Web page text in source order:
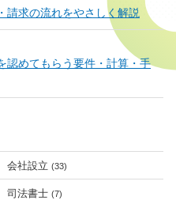
請求の流れをやさしく解説
認めてもらう要件・計算・手
会社設立 (33)
司法書士 (7)